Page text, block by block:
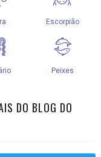
DO BLOG DO